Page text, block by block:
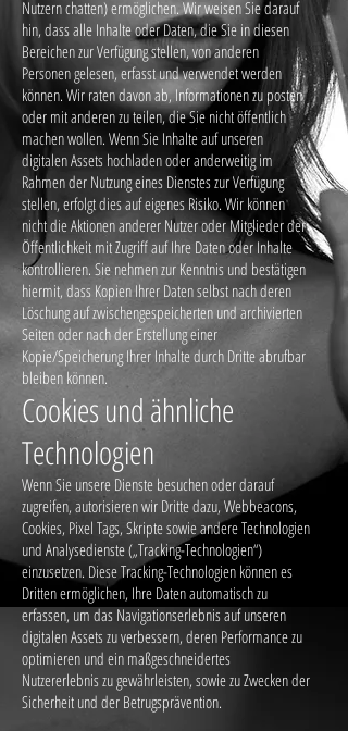
Nutzern chatten) ermöglichen. Wir weisen Sie darauf
hin, dass alle Inhalte oder Daten, die Sie in diesen
Bereichen zur Verfügung stellen, von anderen
Personen gelesen, erfasst und verwendet werden
können. Wir raten davon ab, Informationen zu posten
oder mit anderen zu teilen, die Sie nicht öffentlich
machen wollen. Wenn Sie Inhalte auf unseren
digitalen Assets hochladen oder anderweitig im
Rahmen der Nutzung eines Dienstes zur Verfügung
stellen, erfolgt dies auf eigenes Risiko. Wir können
nicht die Aktionen anderer Nutzer oder Mitglieder der
Öffentlichkeit mit Zugriff auf Ihre Daten oder Inhalte
kontrollieren. Sie nehmen zur Kenntnis und bestätigen
hiermit, dass Kopien Ihrer Daten selbst nach deren
Löschung auf zwischengespeicherten und archivierten
Seiten oder nach der Erstellung einer
Kopie/Speicherung Ihrer Inhalte durch Dritte abrufbar
bleiben können.
Cookies und ähnliche
Technologien
Wenn Sie unsere Dienste besuchen oder darauf
zugreifen, autorisieren wir Dritte dazu, Webbeacons,
Cookies, Pixel Tags, Skripte sowie andere Technologien
und Analysedienste („Tracking-Technologien“)
einzusetzen. Diese Tracking-Technologien können es
Dritten ermöglichen, Ihre Daten automatisch zu
erfassen, um das Navigationserlebnis auf unseren
digitalen Assets zu verbessern, deren Performance zu
optimieren und ein maßgeschneidertes
Nutzererlebnis zu gewährleisten, sowie zu Zwecken der
Sicherheit und der Betrugsprävention.